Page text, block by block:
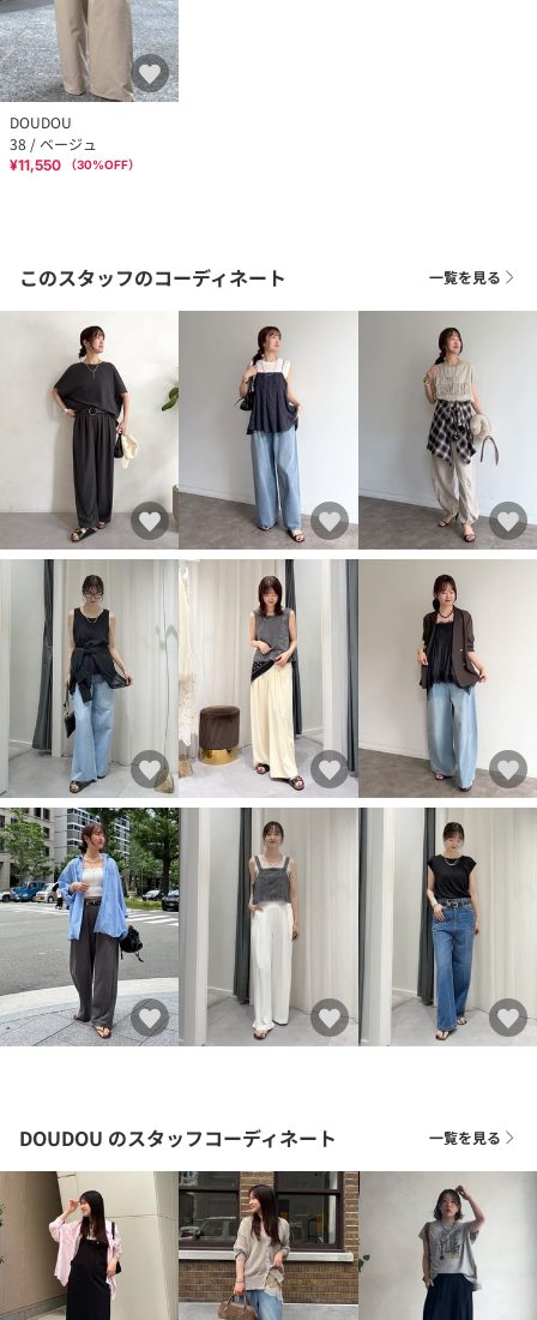
DOUDOU
38 / ベージュ
¥11,550 （30%OFF）
このスタッフのコーディネート 一覧を見る
DOUDOU のスタッフコーディネート 一覧を見る